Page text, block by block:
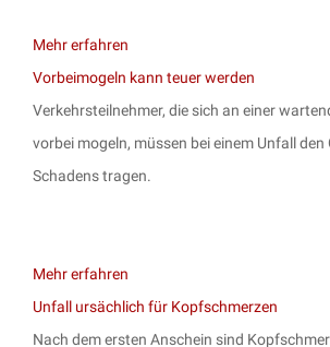
Mehr erfahren
Vorbeimogeln kann teuer werden
Verkehrsteilnehmer, die sich an einer
vorbei mogeln, müssen bei einem Unfall den
Schadens tragen.
Mehr erfahren
Unfall ursächlich für Kopfschmerzen
Nach dem ersten Anschein sind